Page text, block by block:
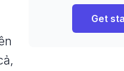
Get